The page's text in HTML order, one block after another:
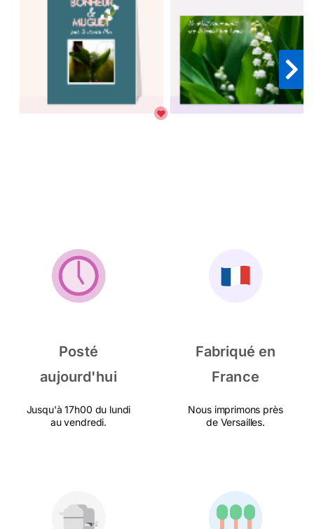
Posté
aujourd'hui
Jusqu'à 17h00 du lundi
au vendredi.
Fabriqué en
France
Nous imprimons près
de Versailles.